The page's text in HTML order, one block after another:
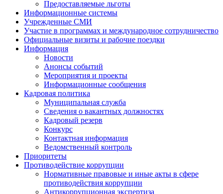
Предоставляемые льготы
Информационные системы
Учрежденные СМИ
Участие в программах и международное сотрудничество
Официальные визиты и рабочие поездки
Информация
Новости
Анонсы событий
Мероприятия и проекты
Информационные сообщения
Кадровая политика
Муниципальная служба
Сведения о вакантных должностях
Кадровый резерв
Конкурс
Контактная информация
Ведомственный контроль
Приоритеты
Противодействие коррупции
Нормативные правовые и иные акты в сфере
противодействия коррупции
Антикоррупционная экспертиза